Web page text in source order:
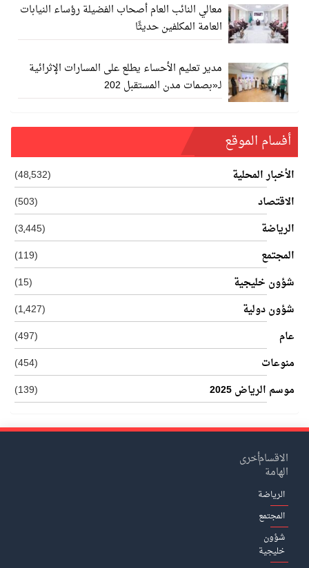
معالي النائب العام أصحاب الفضيلة رؤساء النيابات
العامة المكلفين حديثًا
مدير تعليم الأحساء يطلع على المسارات الإثرائية
لـ«بصمات مدن المستقبل 202
أفسام الموقع
الأخبار المحلية
(48٬532)
الاقتصاد
(503)
الرياضة
(3٬445)
المجتمع
(119)
شؤون خليجية
(15)
شؤون دولية
(1٬427)
عام
(497)
منوعات
(454)
موسم الرياض 2025
(139)
الاقسام
الهامة
الرياضة
المجتمع
شؤون
خليجية
أخرى